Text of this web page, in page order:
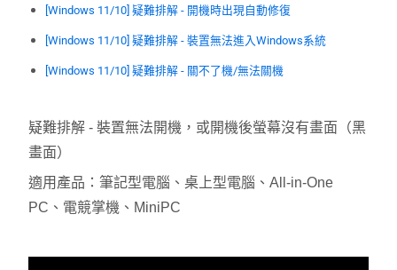
[Windows 11/10] 疑難排解 - 開機時出現自動修復
[Windows 11/10] 疑難排解 - 裝置無法進入Windows系統
[Windows 11/10] 疑難排解 - 關不了機/無法關機
疑難排解 - 裝置無法開機，或開機後螢幕沒有畫面（黑
畫面）
適用產品：筆記型電腦、桌上型電腦、All-in-One
PC、電競掌機、MiniPC